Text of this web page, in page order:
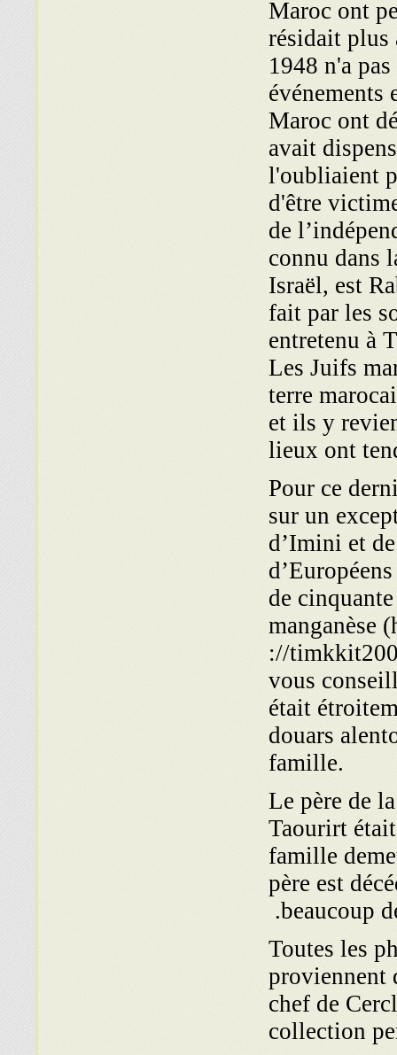
Maroc ont
résidait plus
1948 n'a
événements
Maroc ont
avait
l'oubliaient
d'être
de
connu dans
Israël, est
fait par les
entretenu à
Les Juifs
terre
et ils y
lieux ont
Pour ce
sur un
d’Imini et
de
manganèse
://
vous
était
douars
famille.
Le père de
Taourirt
famille
père est
beaucoup
Toutes les
proviennent
chef de
collection